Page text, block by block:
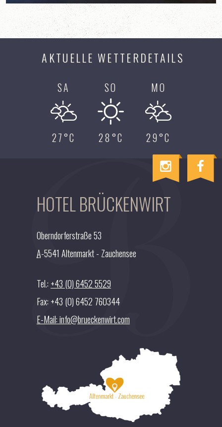
AKTUELLE WETTERDETAILS
SA
27°C
SO
28°C
MO
29°C
HOTEL BRÜCKENWIRT
Oberndorferstraße 53
A-5541 Altenmarkt - Zauchensee
Tel.: +43 (0) 6452 5529
Fax: +43 (0) 6452 760344
E-Mail: info@brueckenwirt.com
a
I
n